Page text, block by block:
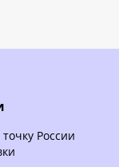
России